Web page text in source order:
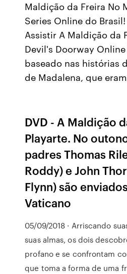
Maldição da Freira No
Series Online do
Assistir A Maldição da
Devil's Doorway
baseado nas histórias
de Madalena, que
DVD - A Maldição
Playarte. No
padres Thomas
Roddy) e John
Flynn) são
Vaticano
05/09/2018 · Arriscando
suas almas, os dois
profano e se confrontam
que toma a forma de uma